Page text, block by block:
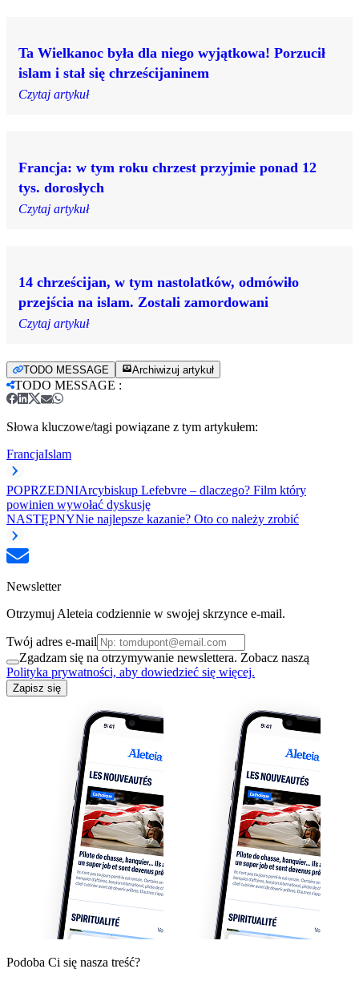
Ta Wielkanoc była dla niego wyjątkowa! Porzucił
islam i stał się chrześcijaninem
Czytaj artykuł
Francja: w tym roku chrzest przyjmie ponad 12
tys. dorosłych
Czytaj artykuł
14 chrześcijan, w tym nastolatków, odmówiło
przejścia na islam. Zostali zamordowani
Czytaj artykuł
TODO MESSAGE Archiwizuj artykuł
TODO MESSAGE :
Słowa kluczowe/tagi powiązane z tym artykułem:
FrancjaIslam
POPRZEDNIArcybiskup Lefebvre – dlaczego? Film który
powinien wywołać dyskusję
NASTĘPNYNie najlepsze kazanie? Oto co należy zrobić
Newsletter
Otrzymuj Aleteia codziennie w swojej skrzynce e-mail.
Twój adres e-mail
Zgadzam się na otrzymywanie newslettera. Zobacz naszą
Polityka prywatności, aby dowiedzieć się więcej.
Zapisz się
Podoba Ci się nasza treść?